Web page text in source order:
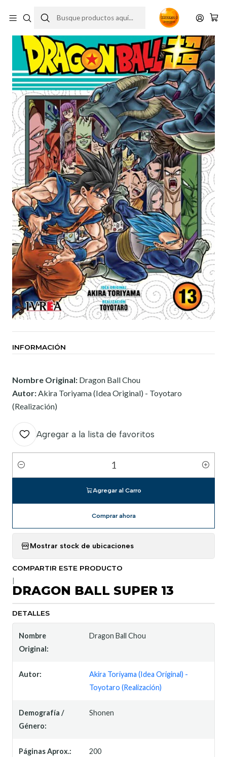
INFORMACIÓN
Nombre Original: Dragon Ball Chou
Autor:Akira Toriyama (Idea Original) - Toyotaro
(Realización)
Agregar a la lista de favoritos
Cantidad
Agregar al Carro
Comprar ahora
Mostrar stock de ubicaciones
COMPARTIR ESTE PRODUCTO
DRAGON BALL SUPER 13
DETALLES
Nombre
Original:
Dragon Ball Chou
Autor:
Akira Toriyama (Idea Original) -
Toyotaro (Realización)
Demografía /
Género:
Shonen
Páginas Aprox.: 200